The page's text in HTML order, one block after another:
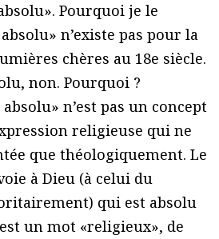
Pourquoi je le
n’existe pas pour la
chères au 18e siècle.
non. Pourquoi ?
n’est pas un concept
religieuse qui ne
que théologiquement. Le
à Dieu (à celui du
qui est absolu
un mot «religieux», de